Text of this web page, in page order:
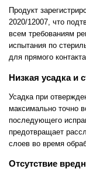
Продукт
2020/12007, что
всем требованиям
испытания по
для прямого
Низкая усадка и
Усадка при
максимально точно
последующего
предотвращает
слоев во время
Отсутствие